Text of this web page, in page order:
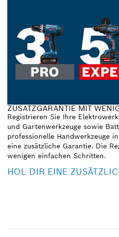
ZUSATZGARANTIE MIT
Registrieren Sie Ihre
und Gartenwerkzeuge sowie
professionelle Handwerkzeuge
eine zusätzliche Garantie. Die
wenigen einfachen Schritten.
HOL DIR EINE